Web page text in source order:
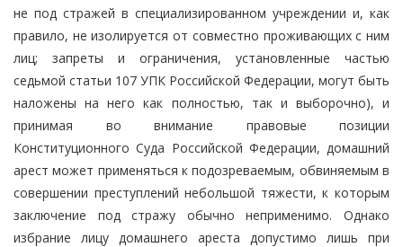
не под стражей в специализированном учреждении и, как
правило, не изолируется от совместно проживающих с ним
лиц; запреты и ограничения, установленные частью
седьмой статьи 107 УПК Российской Федерации, могут быть
наложены на него как полностью, так и выборочно), и
принимая во внимание правовые позиции
Конституционного Суда Российской Федерации, домашний
арест может применяться к подозреваемым, обвиняемым в
совершении преступлений небольшой тяжести, к которым
заключение под стражу обычно неприменимо. Однако
избрание лицу домашнего ареста допустимо лишь при